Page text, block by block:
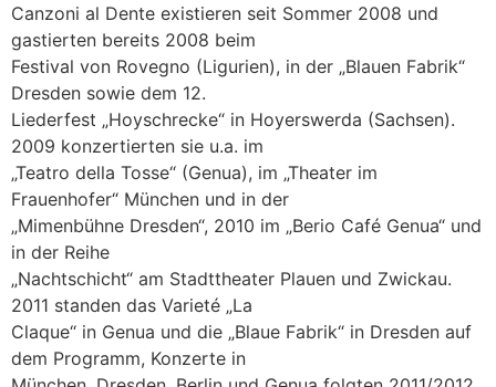
Canzoni al Dente existieren seit Sommer 2008 und
gastierten bereits 2008 beim
Festival von Rovegno (Ligurien), in der „Blauen Fabrik“
Dresden sowie dem 12.
Liederfest „Hoyschrecke“ in Hoyerswerda (Sachsen).
2009 konzertierten sie u.a. im
„Teatro della Tosse“ (Genua), im „Theater im
Frauenhofer“ München und in der
„Mimenbühne Dresden“, 2010 im „Berio Café Genua“ und
in der Reihe
„Nachtschicht“ am Stadttheater Plauen und Zwickau.
2011 standen das Varieté „La
Claque“ in Genua und die „Blaue Fabrik“ in Dresden auf
dem Programm, Konzerte in